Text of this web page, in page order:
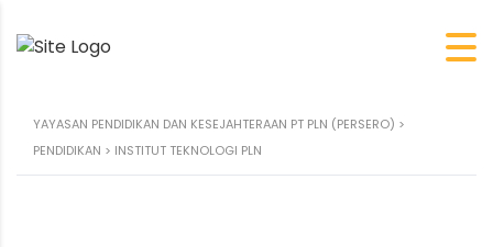
YAYASAN PENDIDIKAN DAN KESEJAHTERAAN PT PLN (PERSERO) >
PENDIDIKAN > INSTITUT TEKNOLOGI PLN